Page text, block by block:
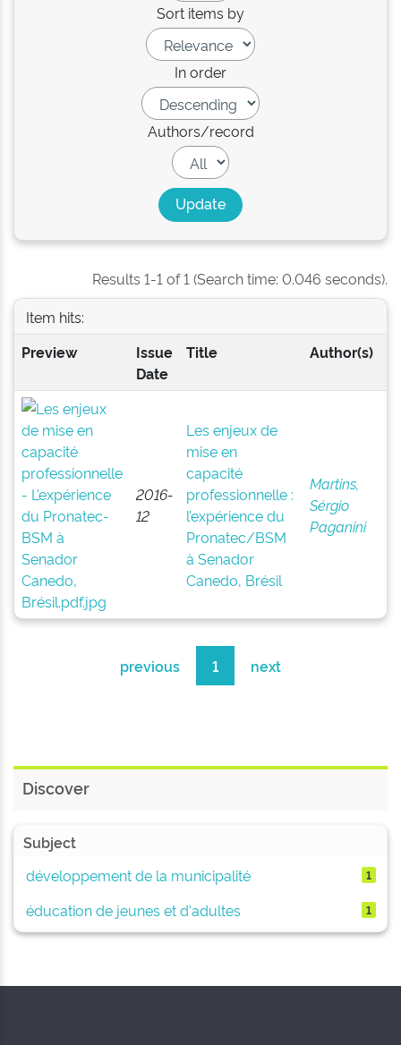
Sort items by
In order
Authors/record
Results 1-1 of 1 (Search time: 0.046 seconds).
Item hits:
Preview
Issue
Date
Title Author(s)
2016-
12
Les enjeux de
mise en
capacité
professionnelle :
l’expérience du
Pronatec/BSM
à Senador
Canedo, Brésil
Martins,
Sérgio
Paganini
previous 1 next
Discover
Subject
développement de la municipalité
1
éducation de jeunes et d'adultes 1